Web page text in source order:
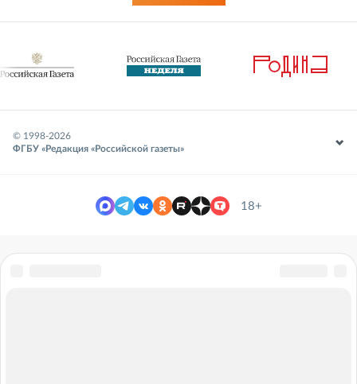
© 1998-2026
ФГБУ «Редакция «Российской газеты»
18+